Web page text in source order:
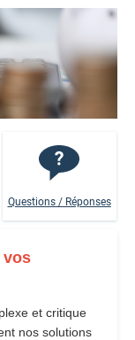
Questions / Réponses
vos
et critique
nos solutions